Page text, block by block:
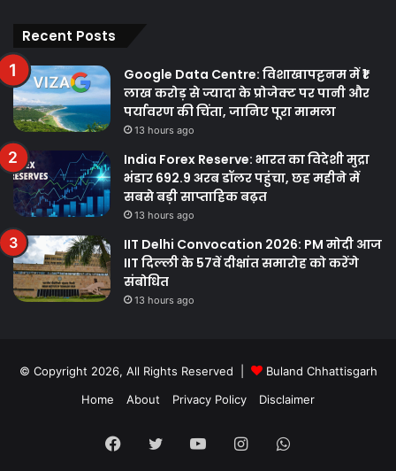
Recent Posts
Google Data Centre: विशाखापट्टनम में ₹1
लाख करोड़ से ज्यादा के प्रोजेक्ट पर पानी और
पर्यावरण की चिंता, जानिए पूरा मामला
13 hours ago
India Forex Reserve: भारत का विदेशी मुद्रा
भंडार 692.9 अरब डॉलर पहुंचा, छह महीने में
सबसे बड़ी साप्ताहिक बढ़त
13 hours ago
IIT Delhi Convocation 2026: PM मोदी आज
IIT दिल्ली के 57वें दीक्षांत समारोह को करेंगे
संबोधित
13 hours ago
© Copyright 2026, All Rights Reserved |
Buland Chhattisgarh
Home
About Privacy Policy Disclaimer
Facebook
Twitter YouTubeInstagramWhatsApp